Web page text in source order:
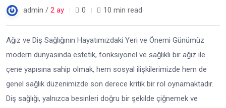
admin / 2 ay 0 10 min read
Ağız ve Diş Sağlığının Hayatımızdaki Yeri ve Önemi Günümüz
modern dünyasında estetik, fonksiyonel ve sağlıklı bir ağız ile
çene yapısına sahip olmak, hem sosyal ilişkilerimizde hem de
genel sağlık düzenimizde son derece kritik bir rol oynamaktadır.
Diş sağlığı, yalnızca besinleri doğru bir şekilde çiğnemek ve